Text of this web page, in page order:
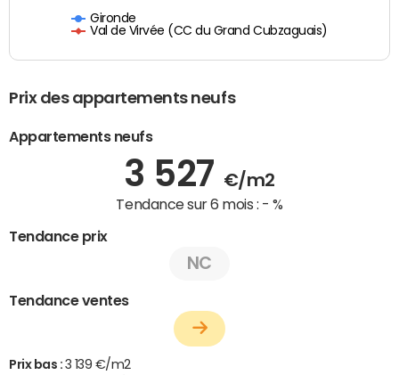
Gironde
Val de Virvée (CC du Grand Cubzaguais)
Prix des appartements neufs
Appartements neufs
3 527 €/m2
Tendance sur 6 mois : - %
Tendance prix
NC
Tendance ventes
Prix bas : 3 139 €/m2